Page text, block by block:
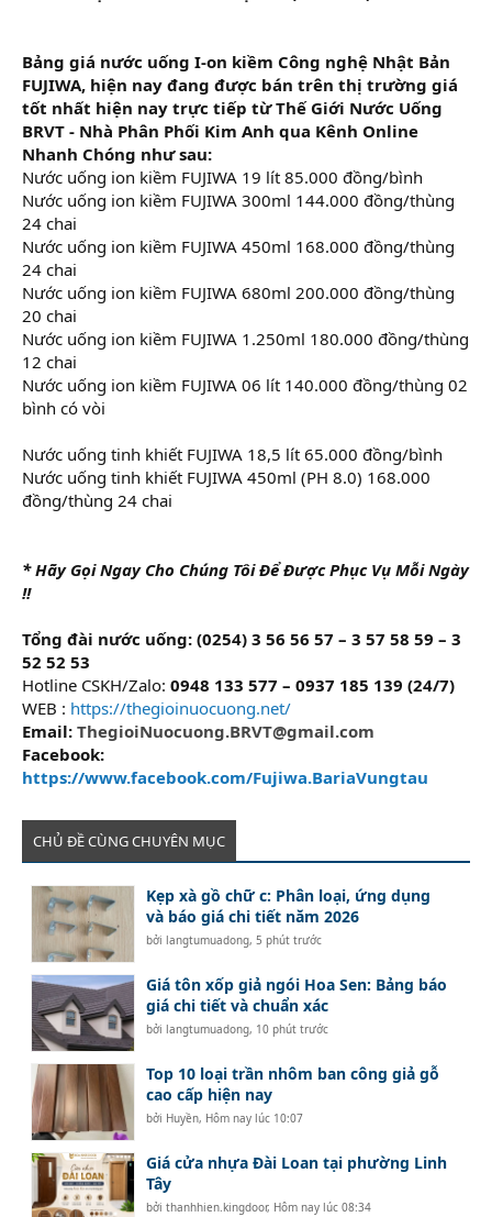
Bảng giá nước uống I-on kiềm Công nghệ Nhật Bản
FUJIWA, hiện nay đang được bán trên thị trường giá
tốt nhất hiện nay trực tiếp từ Thế Giới Nước Uống
BRVT - Nhà Phân Phối Kim Anh qua Kênh Online
Nhanh Chóng như sau:
Nước uống ion kiềm FUJIWA 19 lít 85.000 đồng/bình
Nước uống ion kiềm FUJIWA 300ml 144.000 đồng/thùng
24 chai
Nước uống ion kiềm FUJIWA 450ml 168.000 đồng/thùng
24 chai
Nước uống ion kiềm FUJIWA 680ml 200.000 đồng/thùng
20 chai
Nước uống ion kiềm FUJIWA 1.250ml 180.000 đồng/thùng
12 chai
Nước uống ion kiềm FUJIWA 06 lít 140.000 đồng/thùng 02
bình có vòi
Nước uống tinh khiết FUJIWA 18,5 lít 65.000 đồng/bình
Nước uống tinh khiết FUJIWA 450ml (PH 8.0) 168.000
đồng/thùng 24 chai
* Hãy Gọi Ngay Cho Chúng Tôi Để Được Phục Vụ Mỗi Ngày
!!
Tổng đài nước uống: (0254) 3 56 56 57 – 3 57 58 59 – 3
52 52 53
Hotline CSKH/Zalo: 0948 133 577 – 0937 185 139 (24/7)
WEB : https://thegioinuocuong.net/
Email: ThegioiNuocuong.BRVT@gmail.com
Facebook:
https://www.facebook.com/Fujiwa.BariaVungtau
CHỦ ĐỀ CÙNG CHUYÊN MỤC
Kẹp xà gồ chữ c: Phân loại, ứng dụng
và báo giá chi tiết năm 2026
bởilangtumuadong, 5 phút trước
Giá tôn xốp giả ngói Hoa Sen: Bảng báo
giá chi tiết và chuẩn xác
bởilangtumuadong, 10 phút trước
Top 10 loại trần nhôm ban công giả gỗ
cao cấp hiện nay
bởi Huyền, Hôm nay lúc 10:07
Giá cửa nhựa Đài Loan tại phường Linh
Tây
bởithanhhien.kingdoor, Hôm nay lúc 08:34